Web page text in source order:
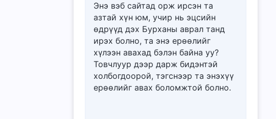
Энэ вэб сайтад орж ирсэн та
азтай хүн юм, учир нь эцсийн
өдрүүд дэх Бурханы аврал танд
ирэх болно, та энэ ерѳѳлийг
хүлээн авахад бэлэн байна уу?
Товчлуур дээр дарж бидэнтэй
холбогдоорой, тэгснээр та энэхүү
ерѳѳлийг авах боломжтой болно.